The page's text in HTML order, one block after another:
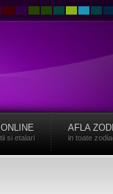
si etalari
AFLA
in toate